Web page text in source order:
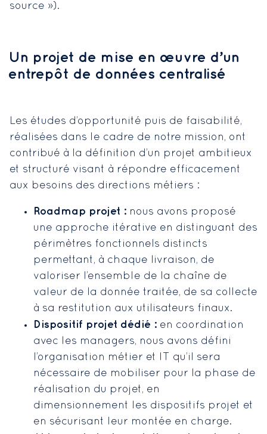
source »).
Un projet de mise en œuvre d’un
entrepôt de données centralisé
Les études d’opportunité puis de faisabilité,
réalisées dans le cadre de notre mission, ont
contribué à la définition d’un projet ambitieux
et structuré visant à répondre efficacement
aux besoins des directions métiers :
Roadmap projet : nous avons proposé
une approche itérative en distinguant des
périmètres fonctionnels distincts
permettant, à chaque livraison, de
valoriser l’ensemble de la chaîne de
valeur de la donnée traitée, de sa collecte
à sa restitution aux utilisateurs finaux.
Dispositif projet dédié : en coordination
avec les managers, nous avons défini
l’organisation métier et IT qu’il sera
nécessaire de mobiliser pour la phase de
réalisation du projet, en
dimensionnement les dispositifs projet et
en sécurisant leur montée en charge.